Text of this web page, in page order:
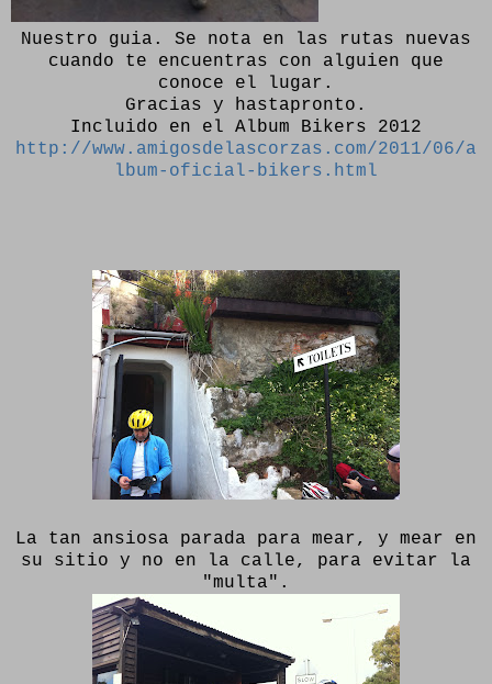
Nuestro guia. Se nota en las rutas nuevas
cuando te encuentras con alguien que
conoce el lugar.
Gracias y hastapronto.
Incluido en el Album Bikers 2012
http://www.amigosdelascorzas.com/2011/06/a
lbum-oficial-bikers.html
La tan ansiosa parada para mear, y mear en
su sitio y no en la calle, para evitar la
"multa".